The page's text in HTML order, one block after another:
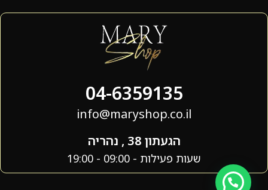
04-6359135
info@maryshop.co.il
הגעתון 38 , נהריה
שעות פעילות - 09:00 - 19:00